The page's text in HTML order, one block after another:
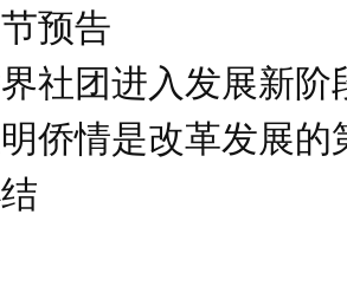
预告
社团进入发展新阶
侨情是改革发展的